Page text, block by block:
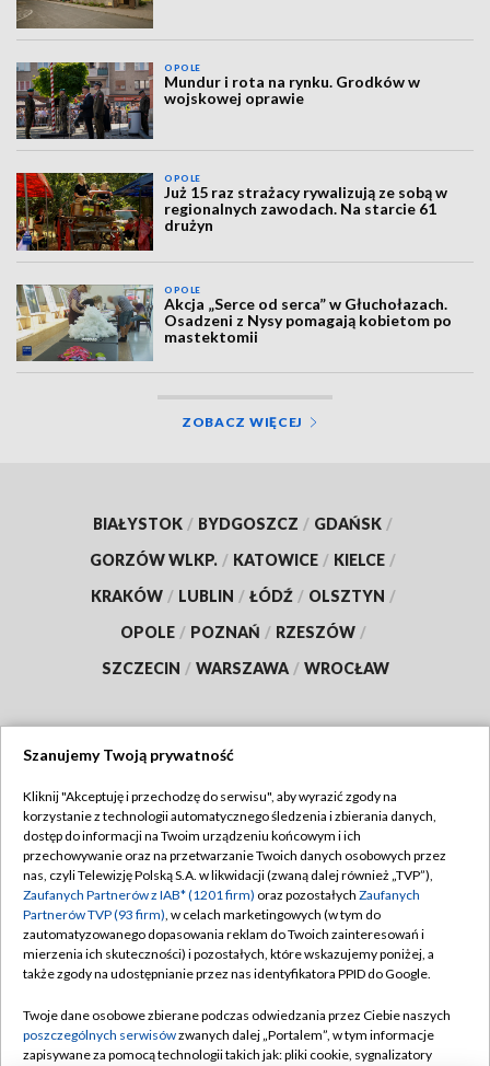
OPOLE
Mundur i rota na rynku. Grodków w
wojskowej oprawie
OPOLE
Już 15 raz strażacy rywalizują ze sobą w
regionalnych zawodach. Na starcie 61
drużyn
OPOLE
Akcja „Serce od serca” w Głuchołazach.
Osadzeni z Nysy pomagają kobietom po
mastektomii
ZOBACZ WIĘCEJ
BIAŁYSTOK / BYDGOSZCZ / GDAŃSK /
GORZÓW WLKP. / KATOWICE / KIELCE /
KRAKÓW / LUBLIN / ŁÓDŹ / OLSZTYN /
OPOLE / POZNAŃ / RZESZÓW /
SZCZECIN / WARSZAWA / WROCŁAW
TVP
Abonament TVP
Emisja w TVP
Centrum informacji TVP
Naziemna Telewizja Cyfrowa
Rada Programowa
Regulamin TVP
Polityka prywatności
Moje zgody
Pomoc
Kontakt
Szanujemy Twoją prywatność
Kliknij "Akceptuję i przechodzę do serwisu", aby wyrazić zgody na
korzystanie z technologii automatycznego śledzenia i zbierania danych,
dostęp do informacji na Twoim urządzeniu końcowym i ich
przechowywanie oraz na przetwarzanie Twoich danych osobowych przez
nas, czyli Telewizję Polską S.A. w likwidacji (zwaną dalej również „TVP”),
Zaufanych Partnerów z IAB* (1201 firm) oraz pozostałych Zaufanych
Partnerów TVP (93 firm), w celach marketingowych (w tym do
zautomatyzowanego dopasowania reklam do Twoich zainteresowań i
mierzenia ich skuteczności) i pozostałych, które wskazujemy poniżej, a
także zgody na udostępnianie przez nas identyfikatora PPID do Google.
Twoje dane osobowe zbierane podczas odwiedzania przez Ciebie naszych
poszczególnych serwisówzwanych dalej „Portalem”, w tym informacje
zapisywane za pomocą technologii takich jak: pliki cookie, sygnalizatory